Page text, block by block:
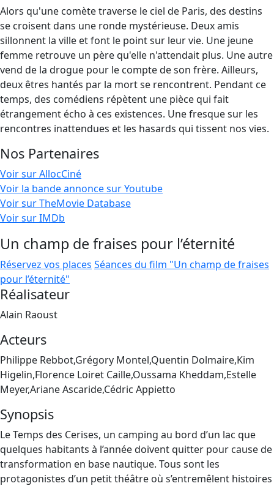
Alors qu'une comète traverse le ciel de Paris, des destins
se croisent dans une ronde mystérieuse. Deux amis
sillonnent la ville et font le point sur leur vie. Une jeune
femme retrouve un père qu'elle n'attendait plus. Une autre
vend de la drogue pour le compte de son frère. Ailleurs,
deux êtres hantés par la mort se rencontrent. Pendant ce
temps, des comédiens répètent une pièce qui fait
étrangement écho à ces existences. Une fresque sur les
rencontres inattendues et les hasards qui tissent nos vies.
Nos Partenaires
Voir sur AllocCiné
Voir la bande annonce sur Youtube
Voir sur TheMovie Database
Voir sur IMDb
Un champ de fraises pour l’éternité
Réservez vos places Séances du film "Un champ de fraises
pour l’éternité"
Réalisateur
Alain Raoust
Acteurs
Philippe Rebbot,Grégory Montel,Quentin Dolmaire,Kim
Higelin,Florence Loiret Caille,Oussama Kheddam,Estelle
Meyer,Ariane Ascaride,Cédric Appietto
Synopsis
Le Temps des Cerises, un camping au bord d’un lac que
quelques habitants à l’année doivent quitter pour cause de
transformation en base nautique. Tous sont les
protagonistes d’un petit théâtre où s’entremêlent histoires